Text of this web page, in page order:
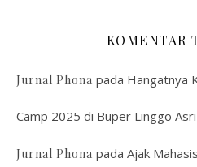
KOMENTAR
Jurnal Phona pada Hangatnya
Camp 2025 di Buper Linggo Asri
Jurnal Phona pada Ajak